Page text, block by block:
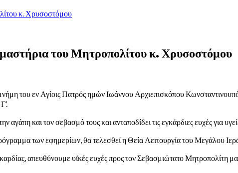
κ. Χρυσοστόμου
του Μητροπολίτου κ. Χρυσοστόμου
του εν Αγίοις Πατρός ημών Ιωάννου Αρχιεπισκόπου
αγάπη και τον σεβασμό τους και ανταποδίδει τις εγκάρδιες ευχές για
των εφημερίων, θα τελεσθεί η Θεία Λειτουργία του Μεγάλου
απευθύνουμε υϊκές ευχές προς τον Σεβασμιώτατο Μητροπολίτη